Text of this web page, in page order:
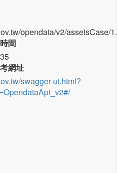
opendata/v2/assetsCase/
間
網址
swagger-ui.html?